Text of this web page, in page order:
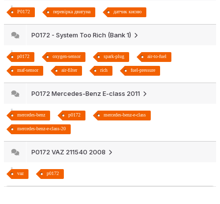
P0172 перевірка двигуна датчик кисню
P0172 - System Too Rich (Bank 1)
p0172 oxygen-sensor spark-plug air-to-fuel
maf-sensor air-filter rich fuel-pressure
P0172 Mercedes-Benz E-class 2011
mercedes-benz p0172 mercedes-benz-e-class
mercedes-benz-e-class-20
P0172 VAZ 211540 2008
vaz p0172